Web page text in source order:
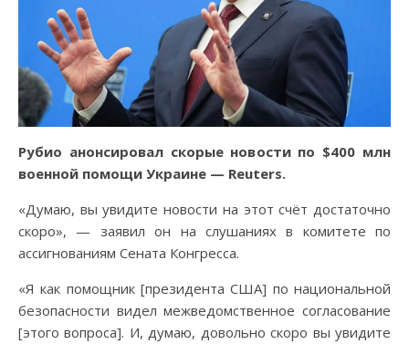
Рубио анонсировал скорые новости по $400 млн
военной помощи Украине — Reuters.
«Думаю, вы увидите новости на этот счёт достаточно
скоро», — заявил он на слушаниях в комитете по
ассигнованиям Сената Конгресса.
«Я как помощник [президента США] по национальной
безопасности видел межведомственное согласование
[этого вопроса]. И, думаю, довольно скоро вы увидите